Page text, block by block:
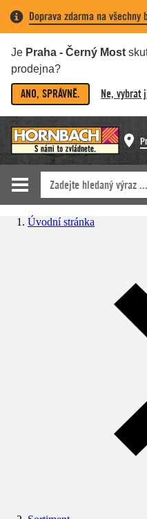
Doprava zdarma na všechny
Je Praha - Černý Most
prodejna?
ANO, SPRÁVNĚ. Ne, vybrat
Úvodní stránka